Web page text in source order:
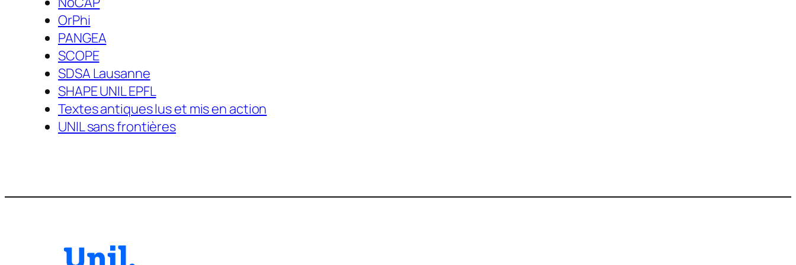
OrPhi
PANGEA
SCOPE
SDSA Lausanne
SHAPE UNIL EPFL
Textes antiques lus et mis en action
UNIL sans frontières